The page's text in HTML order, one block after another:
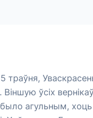
траўня,
ўсіх
агульным, хоць